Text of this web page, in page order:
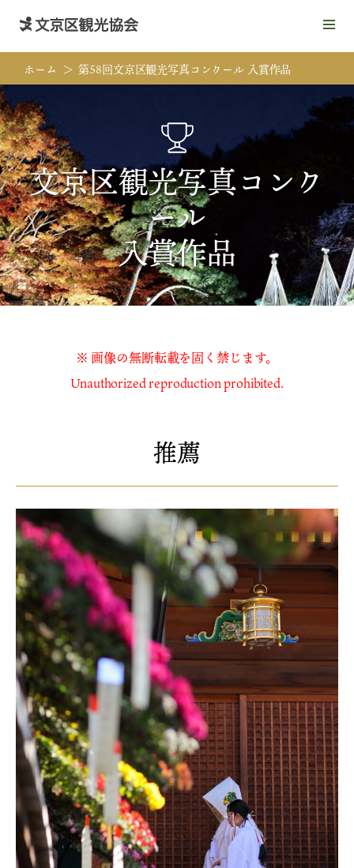
メ
ュ
を
開
ホーム 第58回文京区観光写真コンクール 入賞作品
文京区観光写真コンク
ール
入賞作品
※ 画像の無断転載を固く禁じます。
Unauthorized reproduction prohibited.
推薦